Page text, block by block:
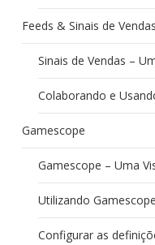
Feeds & Sinais de Vendas
Sinais de Vendas –
Colaborando e
Gamescope
Gamescope – Uma
Utilizando Gamescope
Configurar as